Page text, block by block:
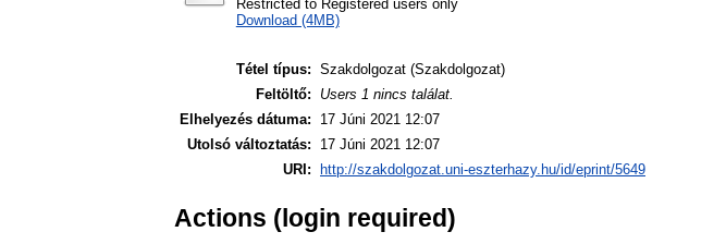
Restricted to Registered users only
Download (4MB)
Tétel típus: Szakdolgozat (Szakdolgozat)
Feltöltő:
Users 1 nincs találat.
Elhelyezés dátuma:
17 Júni 2021 12:07
Utolsó változtatás:
17 Júni 2021 12:07
URI:
http://szakdolgozat.uni-eszterhazy.hu/id/eprint/5649
Actions (login required)